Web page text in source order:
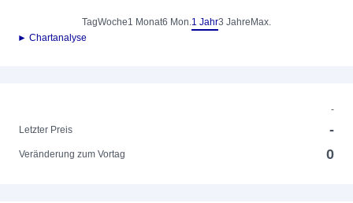
TagWoche1 Monat6 Mon.1 Jahr3 Jahre Max.
► Chartanalyse
-
Letzter Preis
-
Veränderung zum Vortag 0